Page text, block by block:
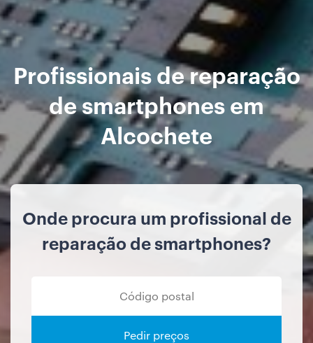
Profissionais de reparação
de smartphones em
Alcochete
Onde procura um profissional de
reparação de smartphones?
Pedir preços